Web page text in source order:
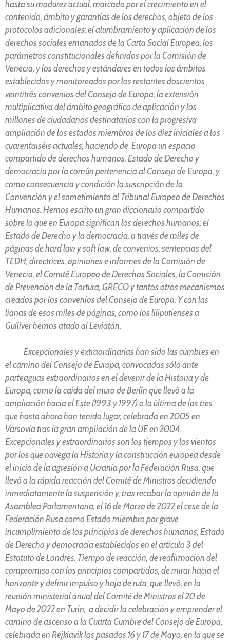
hasta su madurez actual, marcado por el crecimiento en el
contenido, ámbito y garantías de los derechos, objeto de los
protocolos adicionales; el alumbramiento y aplicación de los
derechos sociales emanados de la Carta Social Europea, los
parámetros constitucionales definidos por la Comisión de
Venecia, y los derechos y estándares en todos los ámbitos
establecidos y monitoreados por los restantes doscientos
veintitrés convenios del Consejo de Europa; la extensión
multiplicativa del ámbito geográfico de aplicación y los
millones de ciudadanos destinatarios con la progresiva
ampliación de los estados miembros de los diez iniciales a los
cuarentaiséis actuales, haciendo de Europa un espacio
compartido de derechos humanos, Estado de Derecho y
democracia por la común pertenencia al Consejo de Europa, y
como consecuencia y condición la suscripción de la
Convención y el sometimiento al Tribunal Europeo de Derechos
Humanos. Hemos escrito un gran diccionario compartido
sobre lo que en Europa significan los derechos humanos, el
Estado de Derecho y la democracia, a través de miles de
páginas de hard law y soft law, de convenios, sentencias del
TEDH, directrices, opiniones e informes de la Comisión de
Venecia, el Comité Europeo de Derechos Sociales, la Comisión
de Prevención de la Tortura, GRECO y tantos otros mecanismos
creados por los convenios del Consejo de Europa. Y con las
lianas de esos miles de páginas, como los liliputienses a
Gulliver hemos atado al Leviatán.
Excepcionales y extraordinarias han sido las cumbres en
el camino del Consejo de Europa, convocadas sólo ante
parteaguas extraordinarios en el devenir de la Historia y de
Europa, como la caída del muro de Berlín que llevó a la
ampliación hacia el Este (1993 y 1997) o la última de las tres
que hasta ahora han tenido lugar, celebrada en 2005 en
Varsovia tras la gran ampliación de la UE en 2004.
Excepcionales y extraordinarios son los tiempos y los vientos
por los que navega la Historia y la construcción europea desde
el inicio de la agresión a Ucrania por la Federación Rusa, que
llevó a la rápida reacción del Comité de Ministros decidiendo
inmediatamente la suspensión y, tras recabar la opinión de la
Asamblea Parlamentaria, el 16 de Marzo de 2022 el cese de la
Federación Rusa como Estado miembro por grave
incumplimiento de los principios de derechos humanos, Estado
de Derecho y democracia establecidos en el artículo 3 del
Estatuto de Londres. Tiempo de reacción, de reafirmación del
compromiso con los principios compartidos, de mirar hacia el
horizonte y definir impulso y hoja de ruta, que llevó, en la
reunión ministerial anual del Comité de Ministros el 20 de
Mayo de 2022 en Turín, a decidir la celebración y emprender el
camino de ascenso a la Cuarta Cumbre del Consejo de Europa,
celebrada en Rejkiavik los pasados 16 y 17 de Mayo, en la que se